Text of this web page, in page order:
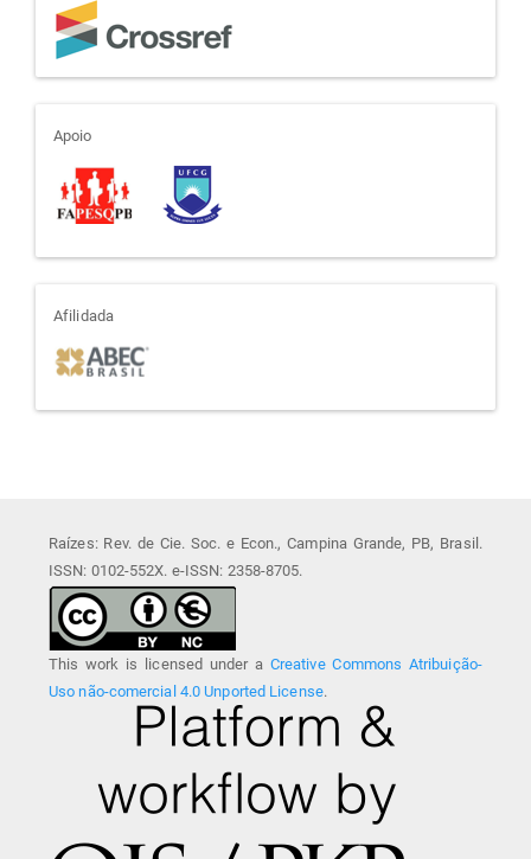
apoio
Apoio
afiliada
Afilidada
Raízes: Rev. de Cie. Soc. e Econ., Campina Grande, PB, Brasil.
ISSN: 0102-552X. e-ISSN: 2358-8705.
This work is licensed under a Creative Commons Atribuição-
Uso não-comercial 4.0 Unported License.